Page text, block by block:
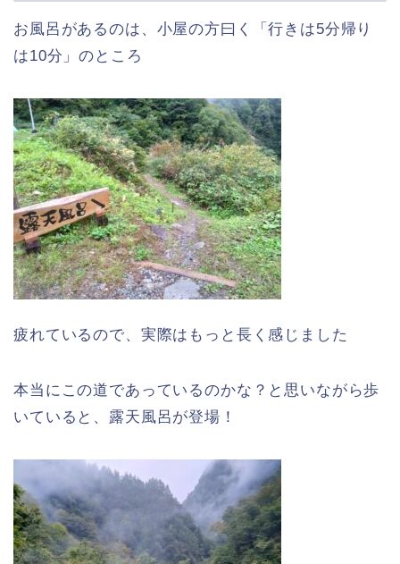
お風呂があるのは、小屋の方曰く「行きは5分帰り
は10分」のところ
疲れているので、実際はもっと長く感じました
本当にこの道であっているのかな？と思いながら歩
いていると、露天風呂が登場！